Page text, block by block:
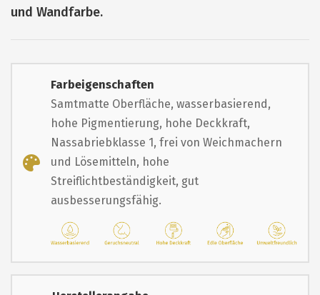
und Wandfarbe.
Farbeigenschaften
Samtmatte Oberfläche, wasserbasierend,
hohe Pigmentierung, hohe Deckkraft,
Nassabriebklasse 1, frei von Weichmachern
und Lösemitteln, hohe
Streiflichtbeständigkeit, gut
ausbesserungsfähig.